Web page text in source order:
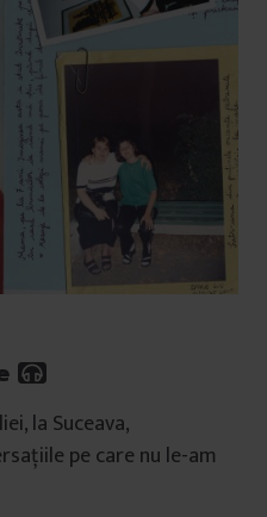
la Suceava,
pe care nu le-am